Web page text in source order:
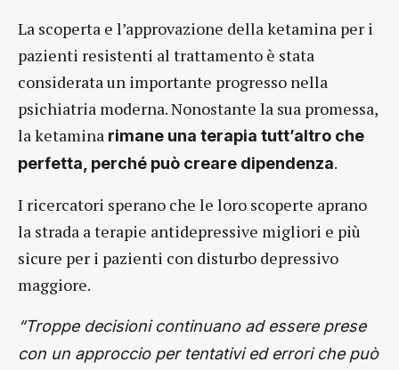
La scoperta e l’approvazione della ketamina per i
pazienti resistenti al trattamento è stata
considerata un importante progresso nella
psichiatria moderna. Nonostante la sua promessa,
la ketamina rimane una terapia tutt’altro che
perfetta, perché può creare dipendenza.
I ricercatori sperano che le loro scoperte aprano
la strada a terapie antidepressive migliori e più
sicure per i pazienti con disturbo depressivo
maggiore.
“Troppe decisioni continuano ad essere prese
con un approccio per tentativi ed errori che può